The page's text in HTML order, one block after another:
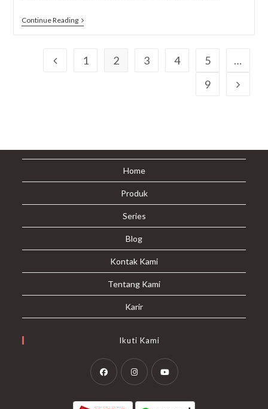
Continue ReadingGejala
Dan
Pada
Anak:
Go to the previous page
1 2 3 4 5
…
9
Go to
Home
Produk
Series
Blog
Kontak Kami
Tentang Kami
Karir
Ikuti Kami